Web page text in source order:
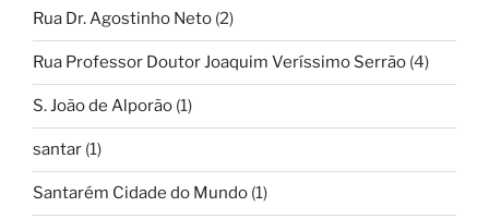
Rua Dr. Agostinho Neto (2)
Rua Professor Doutor Joaquim Veríssimo Serrão (4)
S. João de Alporão (1)
santar (1)
Santarém Cidade do Mundo (1)